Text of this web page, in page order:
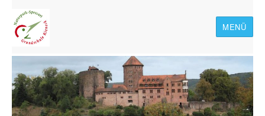
MENÜ